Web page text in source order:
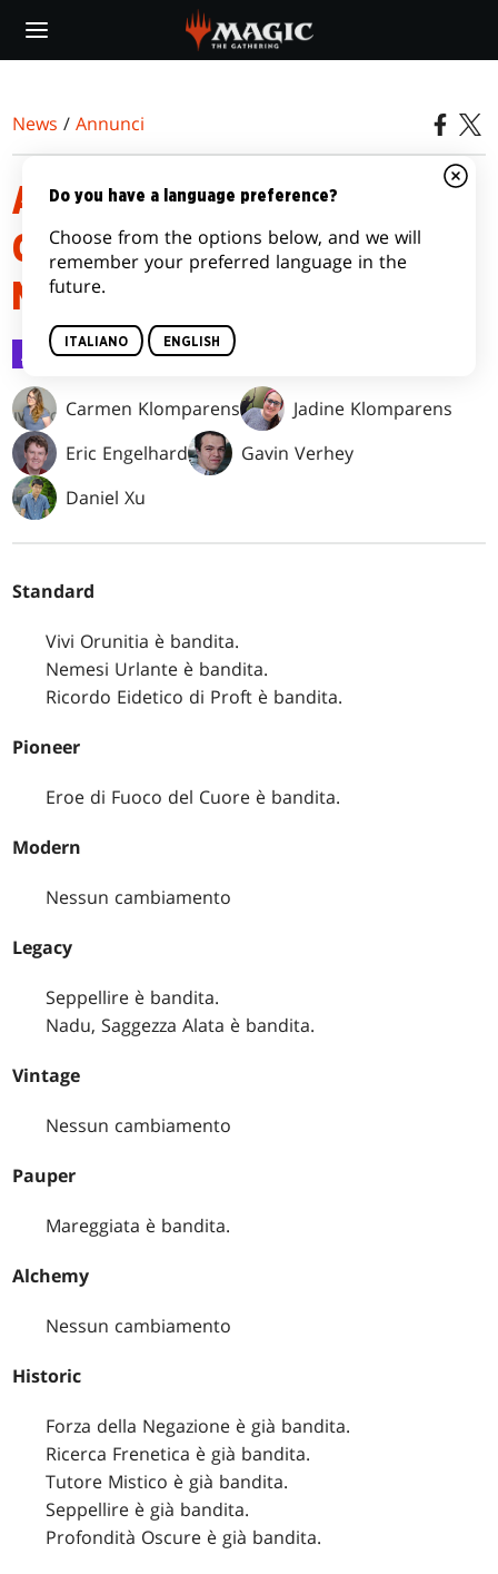
main
News /Annunci
ANNUNCIO RELATIVO ALLE
CARTE BANDITE E LIMITATE -
MARTEDÌ 10 NOVEMBRE 2025
Annunci 10 nov 2025
Carmen Klomparens
Jadine Klomparens
Eric Engelhard
Gavin Verhey
Daniel Xu
Standard
Vivi Orunitia è bandita.
Nemesi Urlante è bandita.
Ricordo Eidetico di Proft è bandita.
Pioneer
Eroe di Fuoco del Cuore è bandita.
Modern
Nessun cambiamento
Legacy
Seppellire è bandita.
Nadu, Saggezza Alata è bandita.
Vintage
Nessun cambiamento
Pauper
Mareggiata è bandita.
Alchemy
Nessun cambiamento
Historic
Forza della Negazione è già bandita.
Ricerca Frenetica è già bandita.
Tutore Mistico è già bandita.
Seppellire è già bandita.
Profondità Oscure è già bandita.
Do you have a language preference?
Choose from the options below, and we will
remember your preferred language in the
future.
ITALIANO ENGLISH